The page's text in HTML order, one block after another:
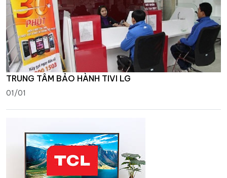
TRUNG TÂM BẢO HÀNH TIVI LG
01/01